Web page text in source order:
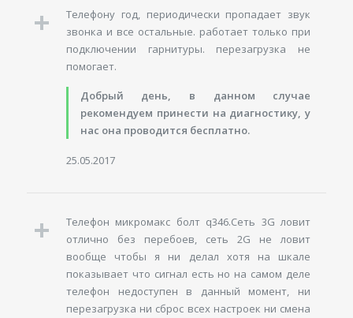
Телефону год, периодически пропадает звук
звонка и все остальные. работает только при
подключении гарнитуры. перезагрузка не
помогает.
Добрый день, в данном случае
рекомендуем принести на диагностику, у
нас она проводится бесплатно.
25.05.2017
Телефон микромакс болт q346.Сеть 3G ловит
отлично без перебоев, сеть 2G не ловит
вообще чтобы я ни делал хотя на шкале
показывает что сигнал есть но на самом деле
телефон недоступен в данный момент, ни
перезагрузка ни сброс всех настроек ни смена